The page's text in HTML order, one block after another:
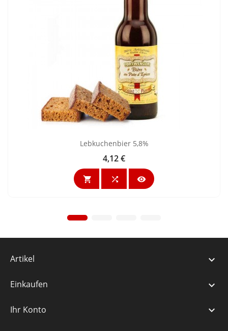
Lebkuchenbier 5,8%
Preis
4,12 €
  
Artikel 
Einkaufen 
Ihr Konto 